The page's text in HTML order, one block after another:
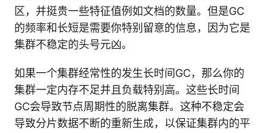
区，并挺贵一些特征值例如文档的数量。但是GC
的频率和长短是需要你特别留意的信息，因为它是
集群不稳定的头号元凶。
如果一个集群经常性的发生长时间GC，那么你的
集群一定内存不足并且负载特别高。这些长时间
GC会导致节点周期性的脱离集群。这种不稳定会
导致分片数据不断的重新生成，以保证集群内的平